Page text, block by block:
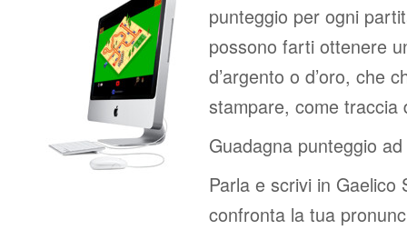
punteggio per ogni
possono farti ottenere
d’argento o d’oro, che
stampare, come traccia
Guadagna punteggio
Parla e scrivi in
confronta la tua